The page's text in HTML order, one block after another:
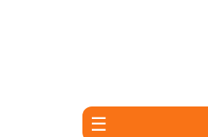
☰